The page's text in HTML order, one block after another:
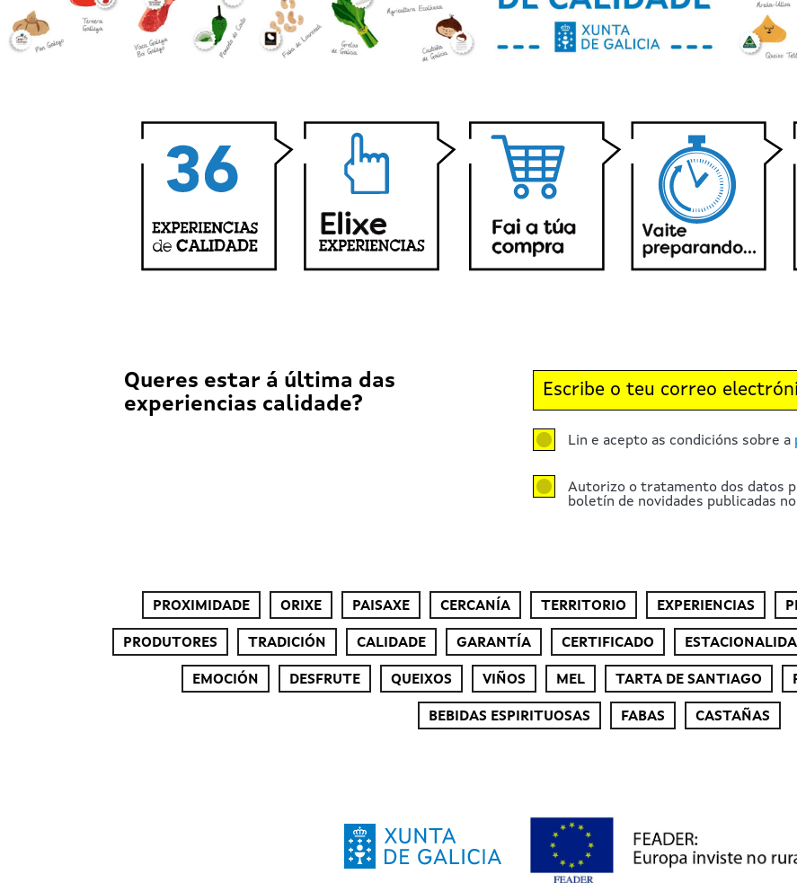
Queres estar á última das
experiencias calidade?
Lin e acepto as condicións sobre a
Autorizo o tratamento dos datos
boletín de novidades publicadas
PROXIMIDADE ORIXE PAISAXE CERCANÍA TERRITORIO EXPERIENCIAS
PRODUTORES TRADICIÓN CALIDADE GARANTÍA CERTIFICADO
EMOCIÓN DESFRUTE QUEIXOS VIÑOS MEL TARTA DE SANTIAGO
BEBIDAS ESPIRITUOSAS FABAS CASTAÑAS